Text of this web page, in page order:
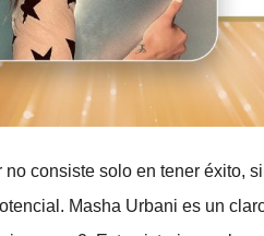
consiste solo en tener éxito,
Masha Urbani es un